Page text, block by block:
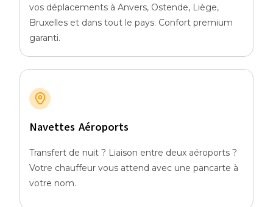
vos déplacements à Anvers, Ostende, Liège,
Bruxelles et dans tout le pays. Confort premium
garanti.
Navettes Aéroports
Transfert de nuit ? Liaison entre deux aéroports ?
Votre chauffeur vous attend avec une pancarte à
votre nom.